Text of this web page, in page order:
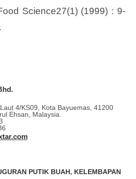
Science27(1) (1999) : 9-
4/KS09, Kota Bayuemas, 41200
Ehsan, Malaysia.
PUTIK BUAH, KELEMBAPAN